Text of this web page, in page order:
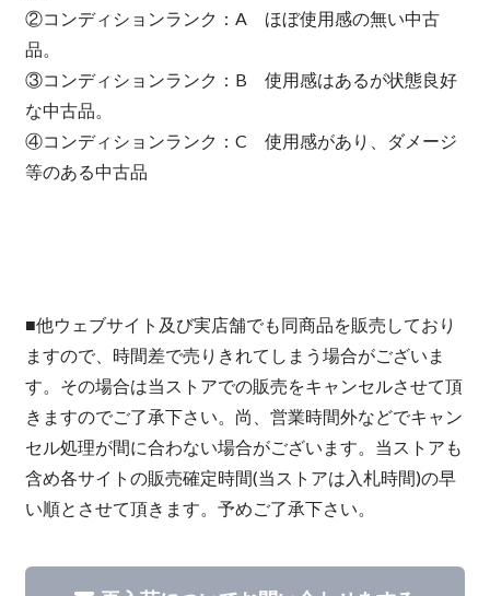
②コンディションランク：A ほぼ使用感の無い中古
品。
③コンディションランク：B 使用感はあるが状態良好
な中古品。
④コンディションランク：C 使用感があり、ダメージ
等のある中古品
■他ウェブサイト及び実店舗でも同商品を販売しており
ますので、時間差で売りきれてしまう場合がございま
す。その場合は当ストアでの販売をキャンセルさせて頂
きますのでご了承下さい。尚、営業時間外などでキャン
セル処理が間に合わない場合がございます。当ストアも
含め各サイトの販売確定時間(当ストアは入札時間)の早
い順とさせて頂きます。予めご了承下さい。